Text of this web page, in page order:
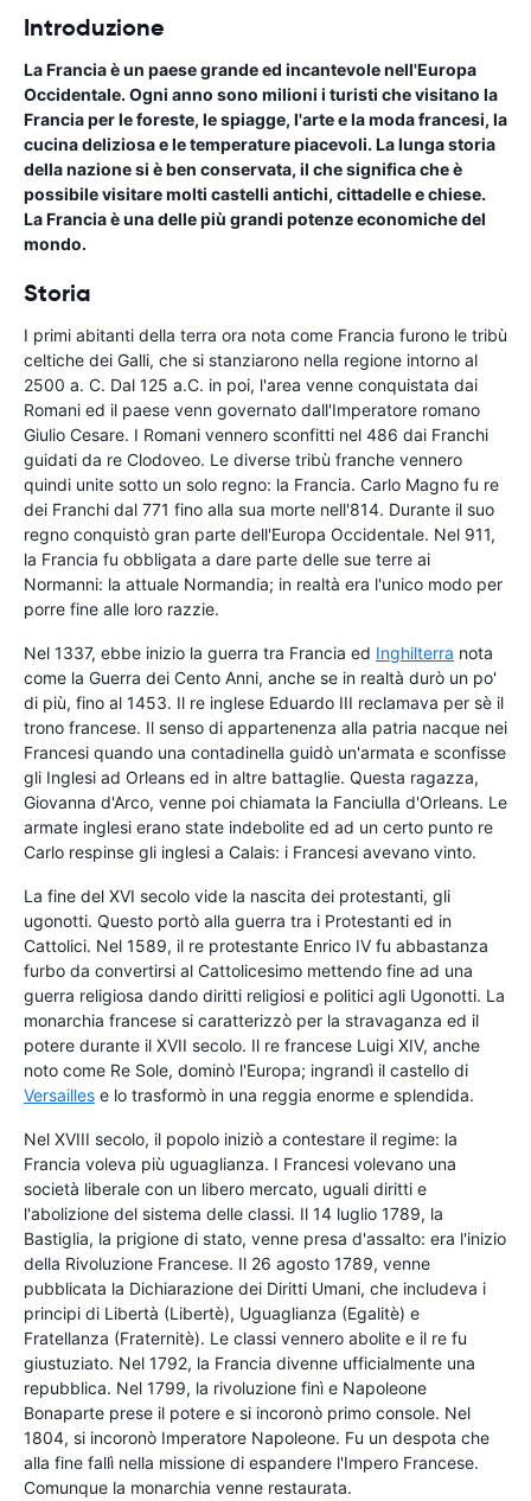
Introduzione
La Francia è un paese grande ed incantevole nell'Europa
Occidentale. Ogni anno sono milioni i turisti che visitano la
Francia per le foreste, le spiagge, l'arte e la moda francesi, la
cucina deliziosa e le temperature piacevoli. La lunga storia
della nazione si è ben conservata, il che significa che è
possibile visitare molti castelli antichi, cittadelle e chiese.
La Francia è una delle più grandi potenze economiche del
mondo.
Storia
I primi abitanti della terra ora nota come Francia furono le tribù
celtiche dei Galli, che si stanziarono nella regione intorno al
2500 a. C. Dal 125 a.C. in poi, l'area venne conquistata dai
Romani ed il paese venn governato dall'Imperatore romano
Giulio Cesare. I Romani vennero sconfitti nel 486 dai Franchi
guidati da re Clodoveo. Le diverse tribù franche vennero
quindi unite sotto un solo regno: la Francia. Carlo Magno fu re
dei Franchi dal 771 fino alla sua morte nell'814. Durante il suo
regno conquistò gran parte dell'Europa Occidentale. Nel 911,
la Francia fu obbligata a dare parte delle sue terre ai
Normanni: la attuale Normandia; in realtà era l'unico modo per
porre fine alle loro razzie.
Nel 1337, ebbe inizio la guerra tra Francia ed Inghilterra nota
come la Guerra dei Cento Anni, anche se in realtà durò un po'
di più, fino al 1453. Il re inglese Eduardo III reclamava per sè il
trono francese. Il senso di appartenenza alla patria nacque nei
Francesi quando una contadinella guidò un'armata e sconfisse
gli Inglesi ad Orleans ed in altre battaglie. Questa ragazza,
Giovanna d'Arco, venne poi chiamata la Fanciulla d'Orleans. Le
armate inglesi erano state indebolite ed ad un certo punto re
Carlo respinse gli inglesi a Calais: i Francesi avevano vinto.
La fine del XVI secolo vide la nascita dei protestanti, gli
ugonotti. Questo portò alla guerra tra i Protestanti ed in
Cattolici. Nel 1589, il re protestante Enrico IV fu abbastanza
furbo da convertirsi al Cattolicesimo mettendo fine ad una
guerra religiosa dando diritti religiosi e politici agli Ugonotti. La
monarchia francese si caratterizzò per la stravaganza ed il
potere durante il XVII secolo. Il re francese Luigi XIV, anche
noto come Re Sole, dominò l'Europa; ingrandì il castello di
Versailles e lo trasformò in una reggia enorme e splendida.
Nel XVIII secolo, il popolo iniziò a contestare il regime: la
Francia voleva più uguaglianza. I Francesi volevano una
società liberale con un libero mercato, uguali diritti e
l'abolizione del sistema delle classi. Il 14 luglio 1789, la
Bastiglia, la prigione di stato, venne presa d'assalto: era l'inizio
della Rivoluzione Francese. Il 26 agosto 1789, venne
pubblicata la Dichiarazione dei Diritti Umani, che includeva i
principi di Libertà (Libertè), Uguaglianza (Egalitè) e
Fratellanza (Fraternitè). Le classi vennero abolite e il re fu
giustuziato. Nel 1792, la Francia divenne ufficialmente una
repubblica. Nel 1799, la rivoluzione finì e Napoleone
Bonaparte prese il potere e si incoronò primo console. Nel
1804, si incoronò Imperatore Napoleone. Fu un despota che
alla fine fallì nella missione di espandere l'Impero Francese.
Comunque la monarchia venne restaurata.